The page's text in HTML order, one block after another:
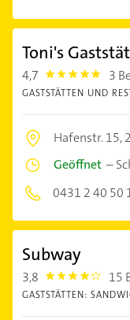
Toni's
4,7 4.7000003 3
GASTSTÄTTEN UND
Hafenstr. 15,
Geöffnet –
0431 2 40 50
Subway
3,8 3.8 15
GASTSTÄTTEN: